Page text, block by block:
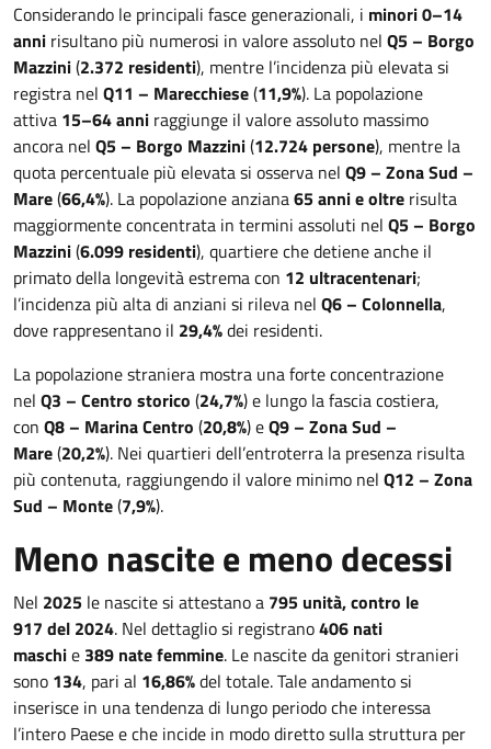
Considerando le principali fasce generazionali, i minori 0–14
anni risultano più numerosi in valore assoluto nel Q5 – Borgo
Mazzini(2.372 residenti), mentre l’incidenza più elevata si
registra nel Q11 – Marecchiese(11,9%). La popolazione
attiva 15–64 anni raggiunge il valore assoluto massimo
ancora nel Q5 – Borgo Mazzini(12.724 persone), mentre la
quota percentuale più elevata si osserva nel Q9 – Zona Sud –
Mare(66,4%). La popolazione anziana65 anni e oltre risulta
maggiormente concentrata in termini assoluti nel Q5 – Borgo
Mazzini(6.099 residenti), quartiere che detiene anche il
primato della longevità estrema con 12 ultracentenari;
l’incidenza più alta di anziani si rileva nel Q6 – Colonnella,
dove rappresentano il 29,4%dei residenti.
La popolazione straniera mostra una forte concentrazione
nel Q3 – Centro storico (24,7%) e lungo la fascia costiera,
con Q8 – Marina Centro (20,8%) eQ9 – Zona Sud –
Mare(20,2%). Nei quartieri dell’entroterra la presenza risulta
più contenuta, raggiungendo il valore minimo nel Q12 – Zona
Sud – Monte(7,9%).
Meno nascite e meno decessi
Nel 2025 le nascite si attestano a 795 unità, contro le
917 del 2024. Nel dettaglio si registrano406 nati
maschie 389 nate femmine. Le nascite da genitori stranieri
sono 134, pari al 16,86%del totale. Tale andamento si
inserisce in una tendenza di lungo periodo che interessa
l’intero Paese e che incide in modo diretto sulla struttura per